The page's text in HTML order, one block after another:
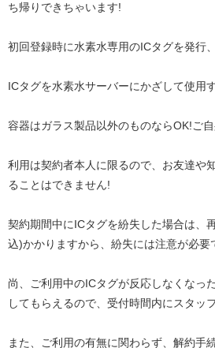
ち帰りできちゃいます!
初回登録時に水素水専用のICタグを発行
ICタグを水素水サーバーにかざして使用
容器はガラス製品以外のものならOK!ご自
利用は契約者本人に限るので、お友達や
ることはできません!
契約期間中にICタグを紛失した場合は、
込)かかりますから、紛失には注意が必要
尚、ご利用中のICタグが反応しなくなっ
してもらえるので、受付時間内にスタッ
また、ご利用の有無に関わらず、解約手